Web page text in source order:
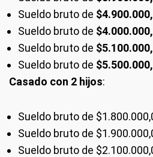
Sueldo bruto de
Sueldo bruto de
Sueldo bruto de
Sueldo bruto de
Casado con 2 hijos:
Sueldo bruto de
Sueldo bruto de
Sueldo bruto de